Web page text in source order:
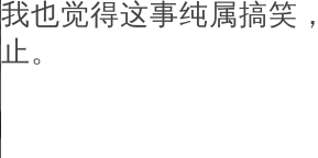
我也觉得这事纯属搞笑
止。